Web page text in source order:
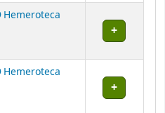
Hemeroteca
Hemeroteca